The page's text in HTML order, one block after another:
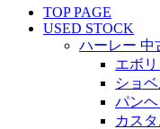
TOP PAGE
USED STOCK
ハーレー 中
エボ
ショ
パン
カス